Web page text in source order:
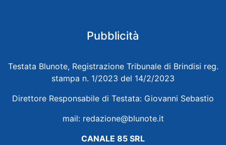
Pubblicità
Testata Blunote, Registrazione Tribunale di Brindisi reg.
stampa n. 1/2023 del 14/2/2023
Direttore Responsabile di Testata: Giovanni Sebastio
mail: redazione@blunote.it
CANALE 85 SRL